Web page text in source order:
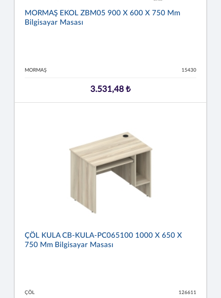
MORMAŞ EKOL ZBM05 900 X 600 X 750 Mm
Bilgisayar Masası
MORMAŞ 15430
3.531,48 ₺
ÇÖL KULA CB-KULA-PC065100 1000 X 650 X
750 Mm Bilgisayar Masası
ÇÖL 126611